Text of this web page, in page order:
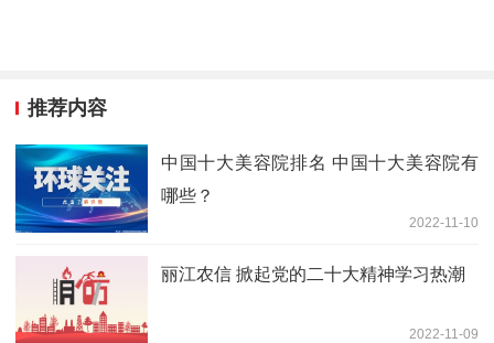
推荐内容
中国十大美容院排名 中国十大美容院有
哪些？
2022-11-10
丽江农信 掀起党的二十大精神学习热潮
2022-11-09